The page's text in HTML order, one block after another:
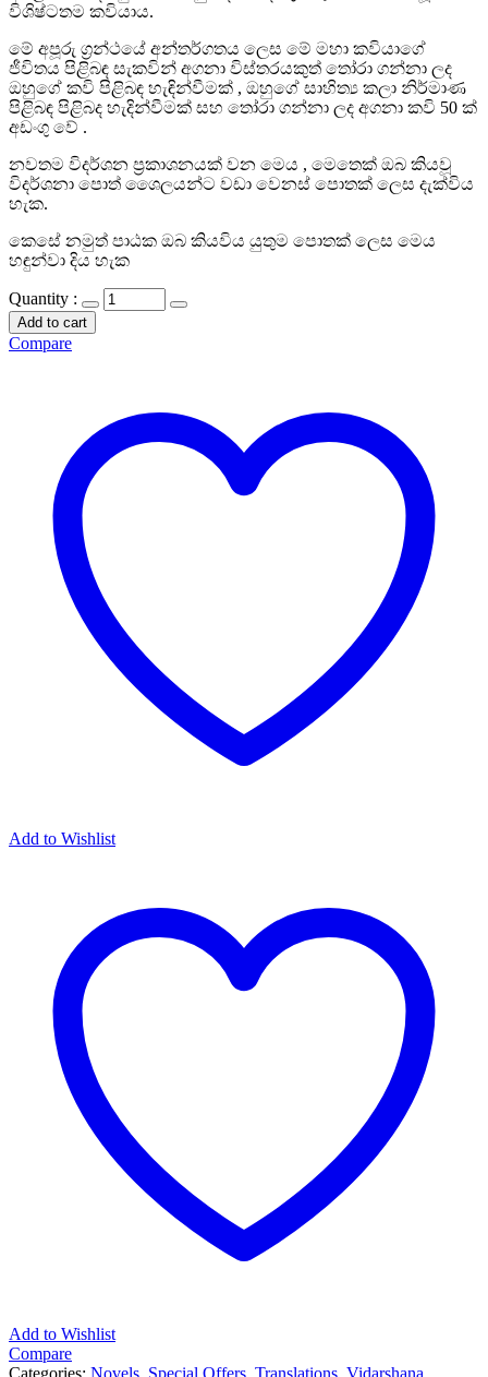
විශිෂ්ටතම කවියාය.
මේ අපූරු ග්‍රන්ථයේ අන්තර්ගතය ලෙස මේ මහා කවියාගේ
ජීවිතය පිළිබඳ සැකවින් අගනා විස්තරයකුත් තෝරා ගන්නා ලද
ඔහුගේ කවි පිළිබඳ හැඳින්වීමක් , ඔහුගේ සාහිත්‍ය කලා නිර්මාණ
පිළිබඳ පිළිබද හැදින්වීමක් සහ තෝරා ගන්නා ලද අගනා කවි 50 ක්
අඩංගු වේ .
නවතම විදර්ශන ප්‍රකාශනයක් වන මෙය , මෙතෙක් ඔබ කියවූ
විදර්ශනා පොත් ශෛලයන්ට වඩා වෙනස් පොතක් ලෙස දැක්විය
හැක.
කෙසේ නමුත් පාඨක ඔබ කියවිය යුතුම පොතක් ලෙස මෙය
හඳුන්වා දිය හැක
Quantity :
Add to cart
Compare
Add to Wishlist
Add to Wishlist
Compare
Categories: Novels Special Offers Translations Vidarshana